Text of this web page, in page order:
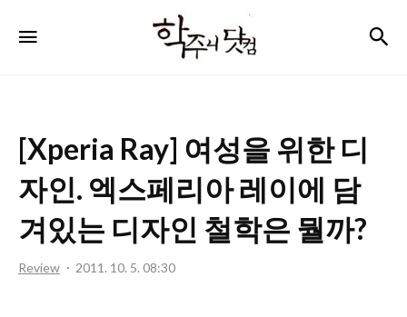
주
컴
[Xperia Ray] 여성을 위한 디
자인. 엑스페리아 레이에 담
겨있는 디자인 철학은 뭘까?
Review 2011. 10. 5. 08:30